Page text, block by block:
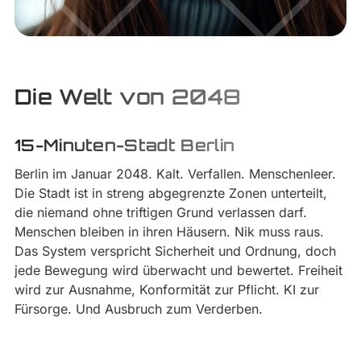
Die Welt von 2048
15-Minuten-Stadt Berlin
Berlin im Januar 2048. Kalt. Verfallen. Menschenleer.
Die Stadt ist in streng abgegrenzte Zonen unterteilt,
die niemand ohne triftigen Grund verlassen darf.
Menschen bleiben in ihren Häusern. Nik muss raus.
Das System verspricht Sicherheit und Ordnung, doch
jede Bewegung wird überwacht und bewertet. Freiheit
wird zur Ausnahme, Konformität zur Pflicht. KI zur
Fürsorge. Und Ausbruch zum Verderben.